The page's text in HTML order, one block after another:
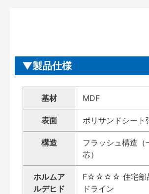
製品仕様
基材 MDF
表面 ポリサンドシート
構造
フラッシュ構造（
芯）
ホルムア
ルデヒド
F☆☆☆☆ 住宅部
ドライン